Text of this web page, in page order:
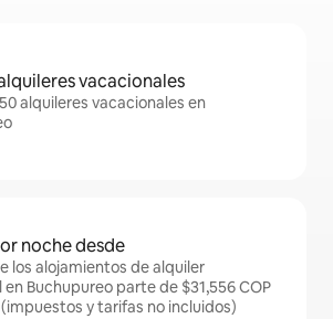
vacacionales
alquileres vacacionales en
noche desde
los alojamientos de alquiler
Buchupureo parte de $31,556 COP
y tarifas no incluidos)